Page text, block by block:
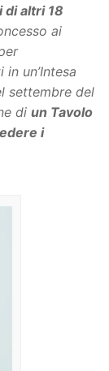
di altri 18
ai
un’Intesa
settembre del
di un Tavolo
i